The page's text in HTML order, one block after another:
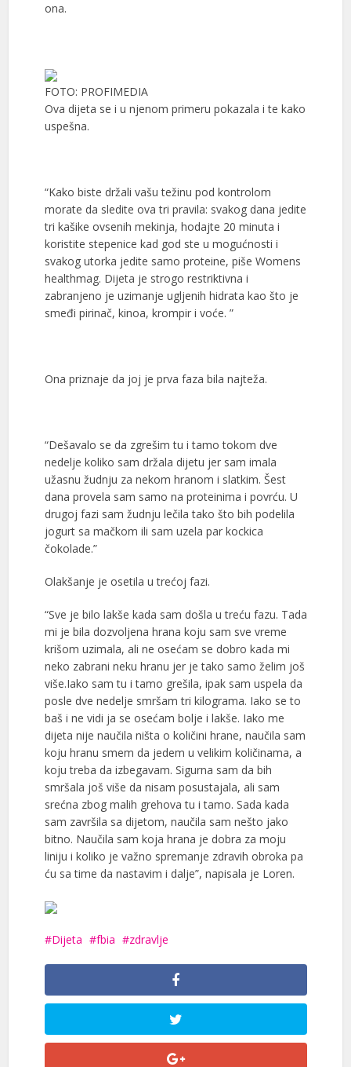
ona.
FOTO: PROFIMEDIA
Ova dijeta se i u njenom primeru pokazala i te kako
uspešna.
“Kako biste držali vašu težinu pod kontrolom
morate da sledite ova tri pravila: svakog dana jedite
tri kašike ovsenih mekinja, hodajte 20 minuta i
koristite stepenice kad god ste u mogućnosti i
svakog utorka jedite samo proteine, piše Womens
healthmag. Dijeta je strogo restriktivna i
zabranjeno je uzimanje ugljenih hidrata kao što je
smeđi pirinač, kinoa, krompir i voće. ”
Ona priznaje da joj je prva faza bila najteža.
“Dešavalo se da zgrešim tu i tamo tokom dve
nedelje koliko sam držala dijetu jer sam imala
užasnu žudnju za nekom hranom i slatkim. Šest
dana provela sam samo na proteinima i povrću. U
drugoj fazi sam žudnju lečila tako što bih podelila
jogurt sa mačkom ili sam uzela par kockica
čokolade.”
Olakšanje je osetila u trećoj fazi.
“Sve je bilo lakše kada sam došla u treću fazu. Tada
mi je bila dozvoljena hrana koju sam sve vreme
krišom uzimala, ali ne osećam se dobro kada mi
neko zabrani neku hranu jer je tako samo želim još
više.Iako sam tu i tamo grešila, ipak sam uspela da
posle dve nedelje smršam tri kilograma. Iako se to
baš i ne vidi ja se osećam bolje i lakše. Iako me
dijeta nije naučila ništa o količini hrane, naučila sam
koju hranu smem da jedem u velikim količinama, a
koju treba da izbegavam. Sigurna sam da bih
smršala još više da nisam posustajala, ali sam
srećna zbog malih grehova tu i tamo. Sada kada
sam završila sa dijetom, naučila sam nešto jako
bitno. Naučila sam koja hrana je dobra za moju
liniju i koliko je važno spremanje zdravih obroka pa
ću sa time da nastavim i dalje”, napisala je Loren.
Dijeta fbia zdravlje